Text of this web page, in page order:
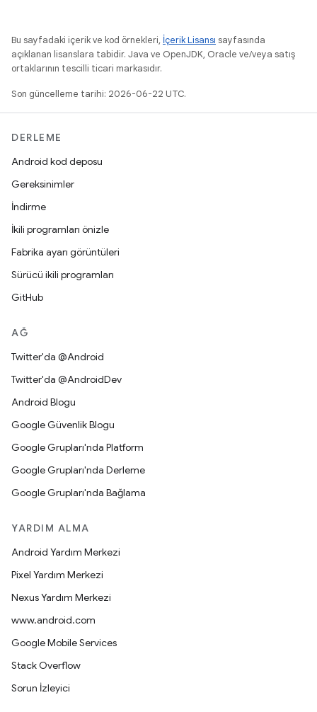
Bu sayfadaki içerik ve kod örnekleri, İçerik Lisansı sayfasında
açıklanan lisanslara tabidir. Java ve OpenJDK, Oracle ve/veya satış
ortaklarının tescilli ticari markasıdır.
Son güncelleme tarihi: 2026-06-22 UTC.
DERLEME
Android kod deposu
Gereksinimler
İndirme
İkili programları önizle
Fabrika ayarı görüntüleri
Sürücü ikili programları
GitHub
AĞ
Twitter'da @Android
Twitter'da @AndroidDev
Android Blogu
Google Güvenlik Blogu
Google Grupları'nda Platform
Google Grupları'nda Derleme
Google Grupları'nda Bağlama
YARDIM ALMA
Android Yardım Merkezi
Pixel Yardım Merkezi
Nexus Yardım Merkezi
www.android.com
Google Mobile Services
Stack Overflow
Sorun İzleyici